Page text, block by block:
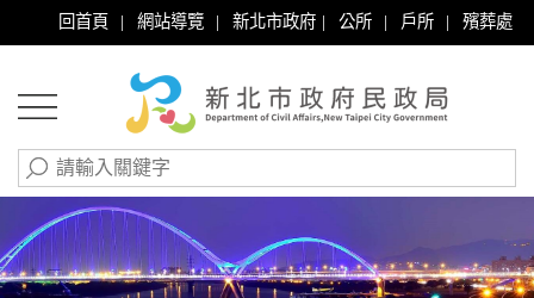
回首頁 | 網站導覽 | 新北市政府 | 公所 | 戶所 | 殯葬處